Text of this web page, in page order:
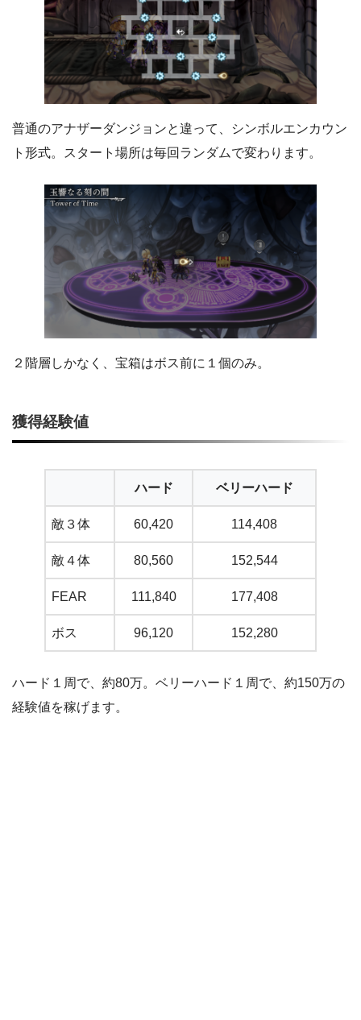
普通のアナザーダンジョンと違って、シンボルエンカウン
ト形式。スタート場所は毎回ランダムで変わります。
２階層しかなく、宝箱はボス前に１個のみ。
獲得経験値
ハード ベリーハード
敵３体 60,420 114,408
敵４体 80,560 152,544
FEAR 111,840 177,408
ボス 96,120 152,280
ハード１周で、約80万。ベリーハード１周で、約150万の
経験値を稼げます。